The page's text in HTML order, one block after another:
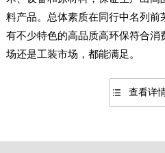
料产品。总体素质在同行中名列前
有不少特色的高品质高环保符合
场还是工装市场，都能满足。
查看详